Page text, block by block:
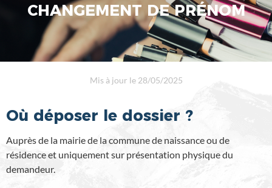
CHANGEMENT DE PRÉNOM
Mis à jour le 28/05/2025
Où déposer le dossier ?
Auprès de la mairie de la commune de naissance ou de
résidence et uniquement sur présentation physique du
demandeur.